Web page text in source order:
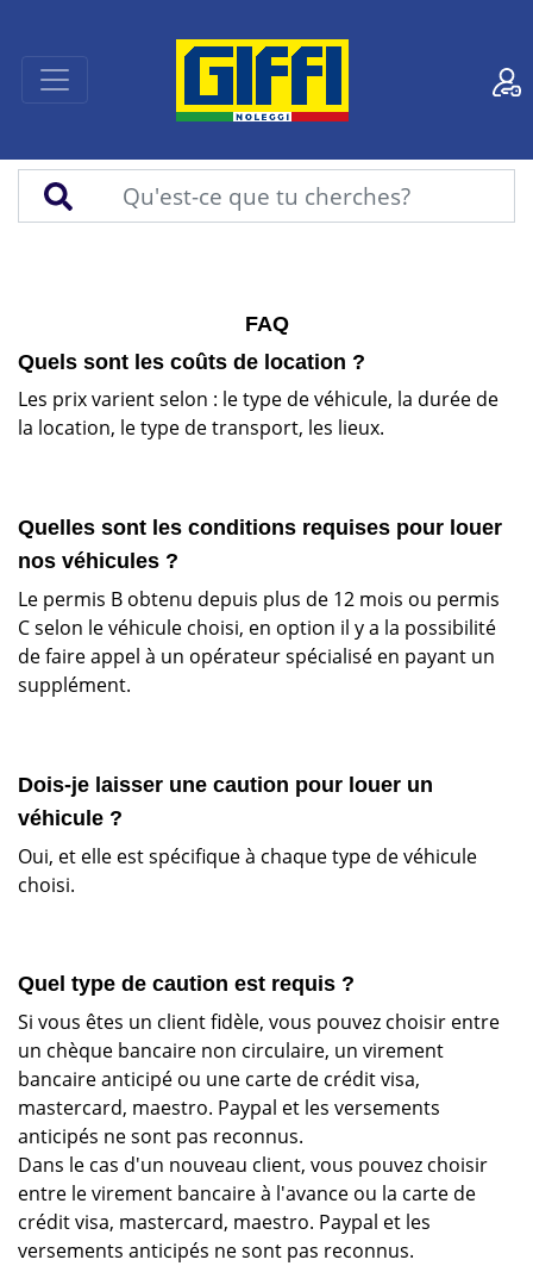
FAQ
Quels sont les coûts de location ?
Les prix varient selon : le type de véhicule, la durée de
la location, le type de transport, les lieux.
Quelles sont les conditions requises pour louer
nos véhicules ?
Le permis B obtenu depuis plus de 12 mois ou permis
C selon le véhicule choisi, en option il y a la possibilité
de faire appel à un opérateur spécialisé en payant un
supplément.
Dois-je laisser une caution pour louer un
véhicule ?
Oui, et elle est spécifique à chaque type de véhicule
choisi.
Quel type de caution est requis ?
Si vous êtes un client fidèle, vous pouvez choisir entre
un chèque bancaire non circulaire, un virement
bancaire anticipé ou une carte de crédit visa,
mastercard, maestro. Paypal et les versements
anticipés ne sont pas reconnus.
Dans le cas d'un nouveau client, vous pouvez choisir
entre le virement bancaire à l'avance ou la carte de
crédit visa, mastercard, maestro. Paypal et les
versements anticipés ne sont pas reconnus.